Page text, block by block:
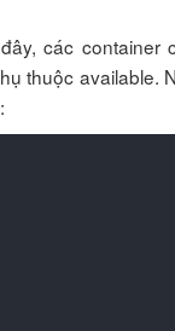
các container
thuộc available.